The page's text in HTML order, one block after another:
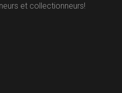
et collectionneurs!